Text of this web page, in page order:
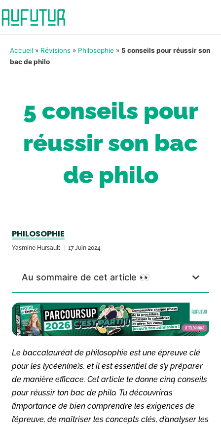
Accueil » Révisions » Philosophie » 5 conseils pour réussir son
bac de philo
5 conseils pour
réussir son bac
de philo
PHILOSOPHIE
Yasmine Hursault 17 Juin 2024
Au sommaire de cet article 👀
Le baccalauréat de philosophie est une épreuve clé
pour les lycéen(ne)s, et il est essentiel de s’y préparer
de manière efficace. Cet article te donne cinq conseils
pour réussir ton bac de philo. Tu découvriras
l’importance de bien comprendre les exigences de
l’épreuve, de maîtriser les concepts clés, d’analyser les